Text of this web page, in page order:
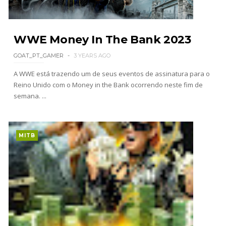
WrestleDream
SCSA867 - Aug 04 2026
WWE: CM Punk reage ao Moonsault mal
executado no SummerSlam
SCSA867-Aug 04 2026
Emoção e provocação no SummerSlam: Chelsea
Green revela conversa com Triple H e dedica
título histórico a Michael Hayes
SCSA867 -Aug 03 2026
ÉPICO NO SUMMERSLAM: Roman Reigns supera
Seth Rollins em guerra brutal e retém o World
Heavyweight Championship
WWE Money In The Bank 2023
GOAT_PT_GAMER 3 YEARS AGO
A WWE está trazendo um de seus eventos de assinatura para o
Reino Unido com o Money in the Bank ocorrendo neste fim de
semana. ...
MITB